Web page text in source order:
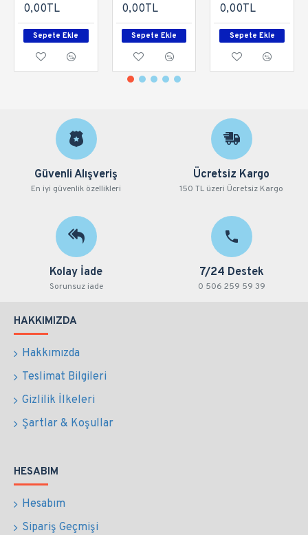
0,00TL
Sepete Ekle
0,00TL
Sepete Ekle
0,00TL
Sepete Ekle
Güvenli Alışveriş
En iyi güvenlik özellikleri
Ücretsiz Kargo
150 TL üzeri Ücretsiz Kargo
Kolay İade
Sorunsuz iade
7/24 Destek
0 506 259 59 39
HAKKIMIZDA
Hakkımızda
Teslimat Bilgileri
Gizlilik İlkeleri
Şartlar & Koşullar
HESABIM
Hesabım
Sipariş Geçmişi